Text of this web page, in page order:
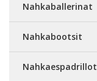
Nahkaballerinat
Nahkabootsit
Nahkaespadrillot